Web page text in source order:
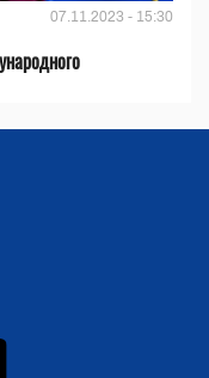
07.11.2023 - 15:30